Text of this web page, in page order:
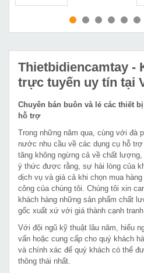
MUA NGAY
Thietbidiencamtay -
trực tuyến uy tín tại
Chuyên bán buôn và lẻ các thiết
hỗ trợ
Trong những năm qua, cùng với đà
nước nhu cầu về các dụng cụ hỗ
tăng không ngừng cả về chất
ý thức được rằng, sự hài lòng của
dịch vụ và giá cả khi chọn mua
công của chúng tôi. Chúng tôi xin
khách hàng những sản phẩm chất
gốc xuất xứ với giá thành cạnh
Với đội ngũ kỹ thuật lâu năm, hiểu
vấn hoặc cung cấp cho quý khách
và chính xác để quý khách có thể
thông thái nhất.